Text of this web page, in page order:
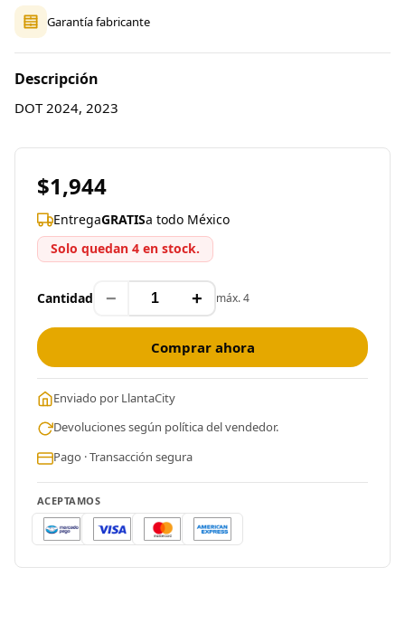
Garantía fabricante
Descripción
DOT 2024, 2023
$1,944
EntregaGRATISa todo México
Solo quedan 4 en stock.
Cantidad − + máx. 4
Comprar ahora
Enviado por LlantaCity
Devoluciones según política del vendedor.
Pago · Transacción segura
ACEPTAMOS